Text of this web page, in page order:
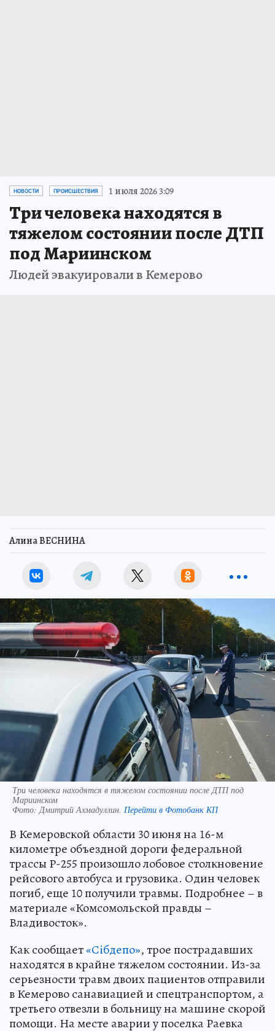
НОВОСТИ ПРОИСШЕСТВИЯ 1 июля 2026 3:09
Три человека находятся в
тяжелом состоянии после ДТП
под Мариинском
Людей эвакуировали в Кемерово
Алина ВЕСНИНА
Три человека находятся в тяжелом состоянии после ДТП под
Мариинском
Фото: Дмитрий Ахмадуллин. Перейти в Фотобанк КП
В Кемеровской области 30 июня на 16-м
километре объездной дороги федеральной
трассы Р-255 произошло лобовое столкновение
рейсового автобуса и грузовика. Один человек
погиб, еще 10 получили травмы. Подробнее – в
материале «Комсомольской правды –
Владивосток».
Как сообщает«Сiбдепо», трое пострадавших
находятся в крайне тяжелом состоянии. Из-за
серьезности травм двоих пациентов отправили
в Кемерово санавиацией и спецтранспортом, а
третьего отвезли в больницу на машине скорой
помощи. На месте аварии у поселка Раевка